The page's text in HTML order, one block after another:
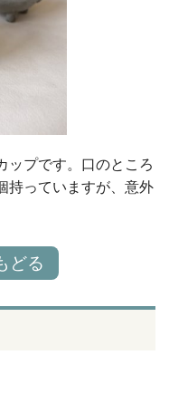
ップです。口のところ
持っていますが、意外
どる